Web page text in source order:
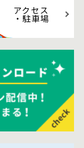
アクセス
・駐車場